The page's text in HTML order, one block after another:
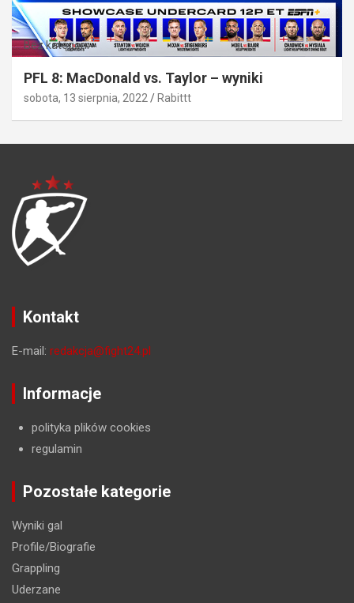
Bez kategorii
PFL 8: MacDonald vs. Taylor – wyniki
sobota, 13 sierpnia, 2022 Rabittt
Kontakt
E-mail: redakcja@fight24.pl
Informacje
polityka plików cookies
regulamin
Pozostałe kategorie
Wyniki gal
Profile/Biografie
Grappling
Uderzane